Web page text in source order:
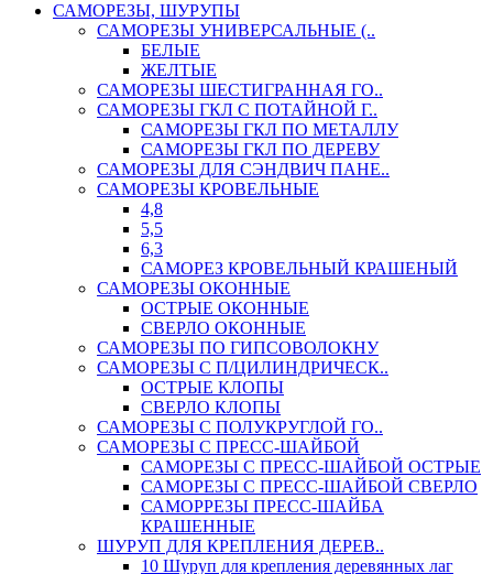
САМОРЕЗЫ, ШУРУПЫ
САМОРЕЗЫ УНИВЕРСАЛЬНЫЕ (..
БЕЛЫЕ
ЖЕЛТЫЕ
САМОРЕЗЫ ШЕСТИГРАННАЯ ГО..
САМОРЕЗЫ ГКЛ С ПОТАЙНОЙ Г..
САМОРЕЗЫ ГКЛ ПО МЕТАЛЛУ
САМОРЕЗЫ ГКЛ ПО ДЕРЕВУ
САМОРЕЗЫ ДЛЯ СЭНДВИЧ ПАНЕ..
САМОРЕЗЫ КРОВЕЛЬНЫЕ
4,8
5,5
6,3
САМОРЕЗ КРОВЕЛЬНЫЙ КРАШЕНЫЙ
САМОРЕЗЫ ОКОННЫЕ
ОСТРЫЕ ОКОННЫЕ
СВЕРЛО ОКОННЫЕ
САМОРЕЗЫ ПО ГИПСОВОЛОКНУ
САМОРЕЗЫ С П/ЦИЛИНДРИЧЕСК..
ОСТРЫЕ КЛОПЫ
СВЕРЛО КЛОПЫ
САМОРЕЗЫ С ПОЛУКРУГЛОЙ ГО..
САМОРЕЗЫ С ПРЕСС-ШАЙБОЙ
САМОРЕЗЫ С ПРЕСС-ШАЙБОЙ ОСТРЫЕ
САМОРЕЗЫ С ПРЕСС-ШАЙБОЙ СВЕРЛО
САМОРРЕЗЫ ПРЕСС-ШАЙБА
КРАШЕННЫЕ
ШУРУП ДЛЯ КРЕПЛЕНИЯ ДЕРЕВ..
10 Шуруп для крепления деревянных лаг